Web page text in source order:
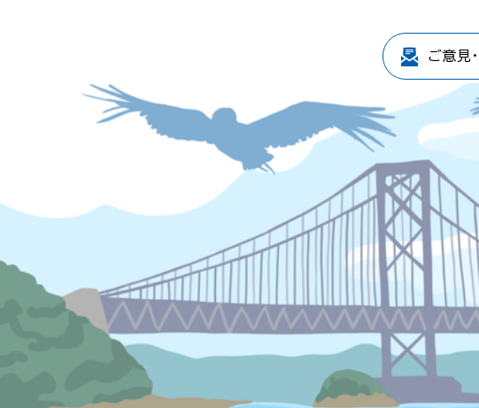
ご意見・